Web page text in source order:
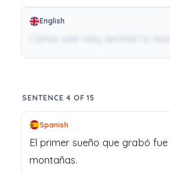
English
SENTENCE 4 OF 15
Spanish
El primer sueño que grabó fue
montañas.